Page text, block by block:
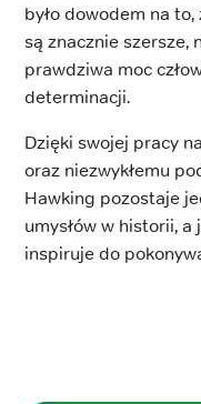
było dowodem na
są znacznie szersze,
prawdziwa moc
determinacji.
Dzięki swojej pracy
oraz niezwykłemu
Hawking pozostaje
umysłów w historii,
inspiruje do